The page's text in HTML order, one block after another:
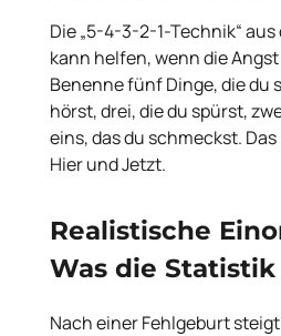
Die „5-4-3-2-1-Technik“
kann helfen, wenn die
Benenne fünf Dinge, die du
hörst, drei, die du spürst,
eins, das du schmeckst.
Hier und Jetzt.
Realistische
Was die
Nach einer Fehlgeburt